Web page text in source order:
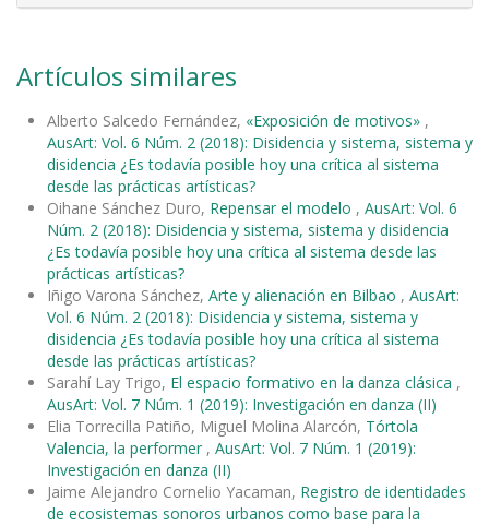
Artículos similares
Alberto Salcedo Fernández, «Exposición de motivos» ,
AusArt: Vol. 6 Núm. 2 (2018): Disidencia y sistema, sistema y
disidencia ¿Es todavía posible hoy una crítica al sistema
desde las prácticas artísticas?
Oihane Sánchez Duro, Repensar el modelo , AusArt: Vol. 6
Núm. 2 (2018): Disidencia y sistema, sistema y disidencia
¿Es todavía posible hoy una crítica al sistema desde las
prácticas artísticas?
Iñigo Varona Sánchez, Arte y alienación en Bilbao , AusArt:
Vol. 6 Núm. 2 (2018): Disidencia y sistema, sistema y
disidencia ¿Es todavía posible hoy una crítica al sistema
desde las prácticas artísticas?
Sarahí Lay Trigo, El espacio formativo en la danza clásica ,
AusArt: Vol. 7 Núm. 1 (2019): Investigación en danza (II)
Elia Torrecilla Patiño, Miguel Molina Alarcón, Tórtola
Valencia, la performer , AusArt: Vol. 7 Núm. 1 (2019):
Investigación en danza (II)
Jaime Alejandro Cornelio Yacaman, Registro de identidades
de ecosistemas sonoros urbanos como base para la